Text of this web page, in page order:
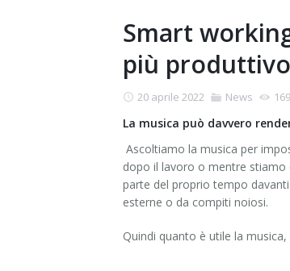
Smart
più produttivo
20 aprile 2022 News
La musica può davvero
Ascoltiamo la musica per
dopo il lavoro o mentre
parte del proprio tempo
esterne o da compiti noiosi.
Quindi quanto è utile la